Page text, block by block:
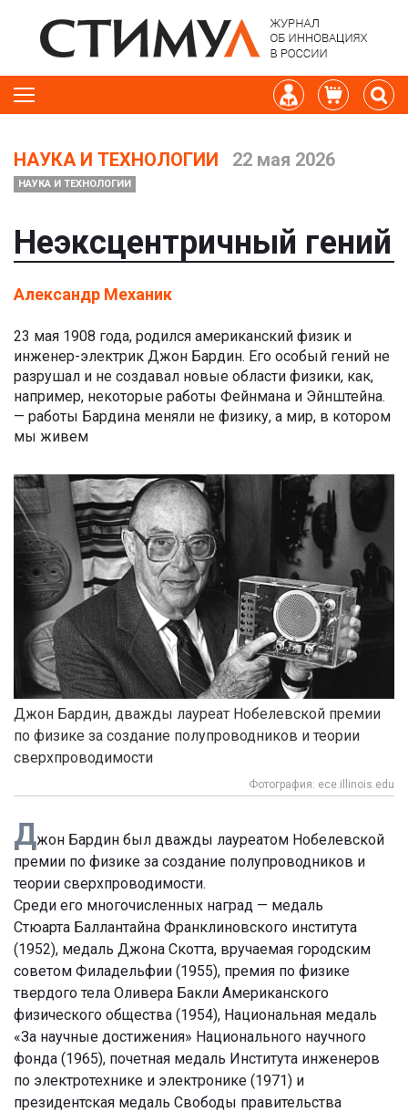
НАУКА И ТЕХНОЛОГИИ 22 мая 2026
НАУКА И ТЕХНОЛОГИИ
Неэксцентричный гений
Александр Механик
23 мая 1908 года, родился американский физик и
инженер-электрик Джон Бардин. Его особый гений не
разрушал и не создавал новые области физики, как,
например, некоторые работы Фейнмана и Эйнштейна.
— работы Бардина меняли не физику, а мир, в котором
мы живем
Джон Бардин, дважды лауреат Нобелевской премии
по физике за создание полупроводников и теории
сверхпроводимости
Фотография: ece.illinois.edu
Джон Бардин был дважды лауреатом Нобелевской
премии по физике за создание полупроводников и
теории сверхпроводимости.
Среди его многочисленных наград — медаль
Стюарта Баллантайна Франклиновского института
(1952), медаль Джона Скотта, вручаемая городским
советом Филадельфии (1955), премия по физике
твердого тела Оливера Бакли Американского
физического общества (1954), Национальная медаль
«За научные достижения» Национального научного
фонда (1965), почетная медаль Института инженеров
по электротехнике и электронике (1971) и
президентская медаль Свободы правительства